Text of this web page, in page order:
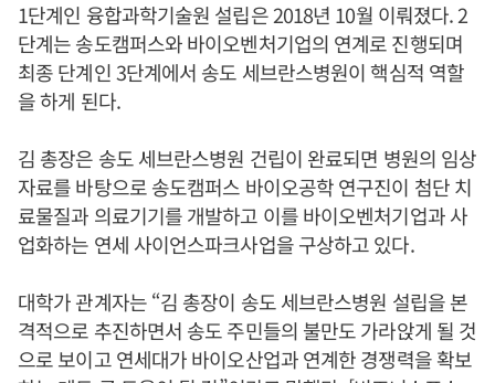
1단계인 융합과학기술원 설립은 2018년 10월 이뤄졌다. 2
단계는 송도캠퍼스와 바이오벤처기업의 연계로 진행되며
최종 단계인 3단계에서 송도 세브란스병원이 핵심적 역할
을 하게 된다.
김 총장은 송도 세브란스병원 건립이 완료되면 병원의 임상
자료를 바탕으로 송도캠퍼스 바이오공학 연구진이 첨단 치
료물질과 의료기기를 개발하고 이를 바이오벤처기업과 사
업화하는 연세 사이언스파크사업을 구상하고 있다.
대학가 관계자는 “김 총장이 송도 세브란스병원 설립을 본
격적으로 추진하면서 송도 주민들의 불만도 가라앉게 될 것
으로 보이고 연세대가 바이오산업과 연계한 경쟁력을 확보